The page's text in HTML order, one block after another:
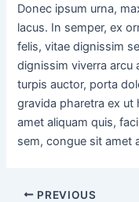
Donec ipsum urna,
lacus. In semper, ex
felis, vitae dignissim
dignissim viverra arcu
turpis auctor, porta
gravida pharetra ex
amet aliquam quis,
sem, congue sit amet
PREVIOUS